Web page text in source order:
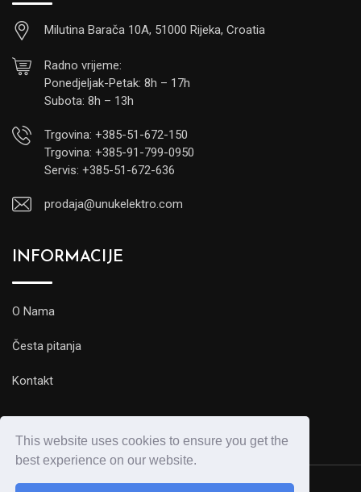
This website uses cookies to ensure you get the
best experience on our website.
Milutina Barača 10A, 51000 Rijeka, Croatia
Radno vrijeme:
Ponedjeljak-Petak: 8h – 17h
Subota: 8h – 13h
Trgovina: +385-51-672-150
Trgovina: +385-91-799-0950
Servis: +385-51-672-636
prodaja@unukelektro.com
INFORMACIJE
O Nama
Česta pitanja
Kontakt